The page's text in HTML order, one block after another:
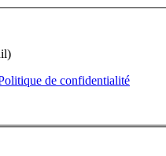
de confidentialité